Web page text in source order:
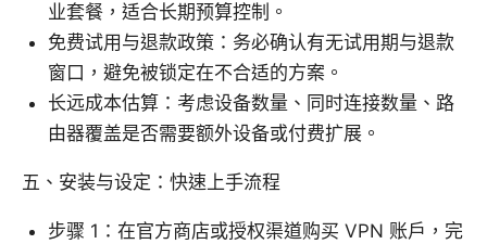
业套餐，适合长期预算控制。
免费试用与退款政策：务必确认有无试用期与退款
窗口，避免被锁定在不合适的方案。
长远成本估算：考虑设备数量、同时连接数量、路
由器覆盖是否需要额外设备或付费扩展。
五、安装与设定：快速上手流程
步骤 1：在官方商店或授权渠道购买 VPN 账户，完